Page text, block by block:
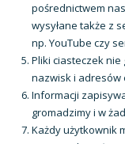
pośrednictwem
wysyłane także z
np. YouTube czy
Pliki ciasteczek
nazwisk i adresów
Informacji
gromadzimy i w
Każdy użytkownik